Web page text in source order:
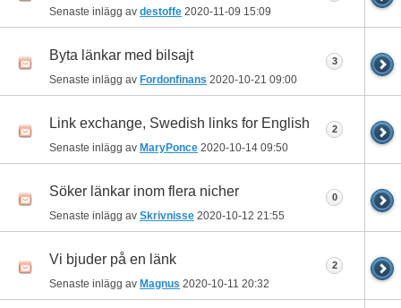
Senaste inlägg av destoffe 2020-11-09 15:09
Byta länkar med bilsajt
Senaste inlägg av Fordonfinans 2020-10-21 09:00
3
Link exchange, Swedish links for English
Senaste inlägg av MaryPonce 2020-10-14 09:50
2
Söker länkar inom flera nicher
Senaste inlägg av Skrivnisse 2020-10-12 21:55
0
Vi bjuder på en länk
Senaste inlägg av Magnus 2020-10-11 20:32
2